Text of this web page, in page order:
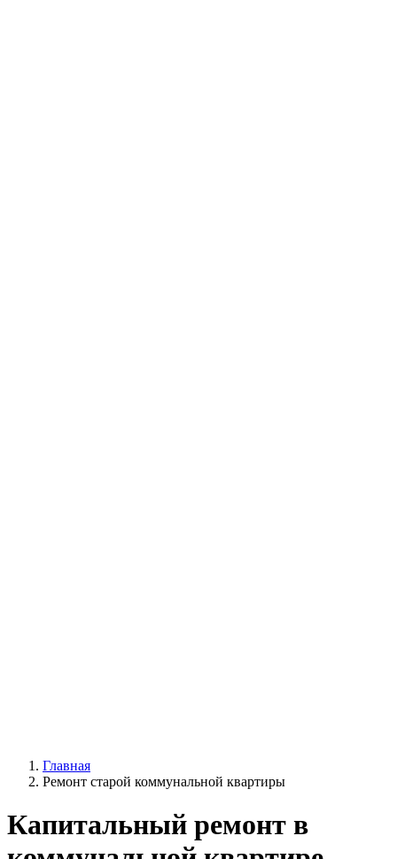
Главная
Ремонт старой коммунальной квартиры
Капитальный ремонт в